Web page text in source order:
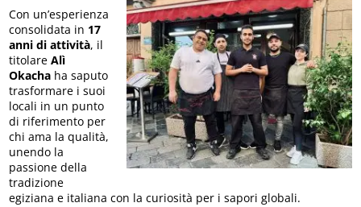
Con un’esperienza
consolidata in 17
anni di attività, il
titolareAlì
Okacha ha saputo
trasformare i suoi
locali in un punto
di riferimento per
chi ama la qualità,
unendo la
passione della
tradizione
egiziana e italiana con la curiosità per i sapori globali.